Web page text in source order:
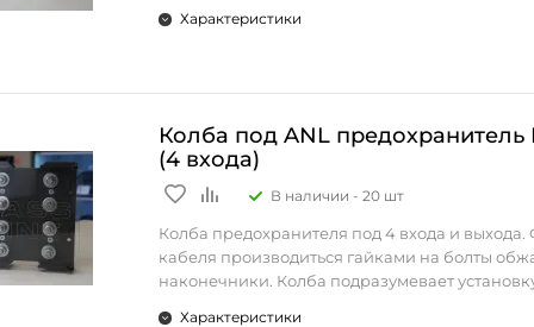
Характеристики
Колба под ANL предохранитель
(4 входа)
В наличии - 20 шт
Колба предохранителя под 4 входа и
кабеля производиться гайками на болты
наконечники. Колба подразумевает
Характеристики